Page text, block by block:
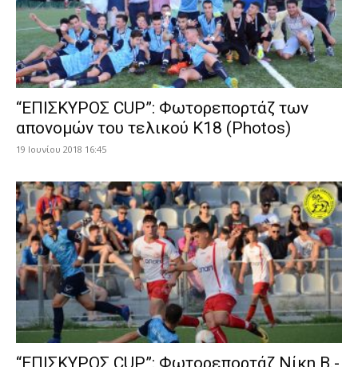
“ΕΠΙΣΚΥΡΟΣ CUP”: Φωτορεπορτάζ των
απονομών του τελικού Κ18 (Photos)
19 Ιουνίου 2018 16:45
“ΕΠΙΣΚΥΡΟΣ CUP”: Φωτορεπορτάζ Νίκη Β.-